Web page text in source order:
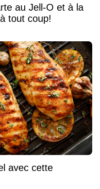
au Jell-O et à la
tout coup!
avec cette